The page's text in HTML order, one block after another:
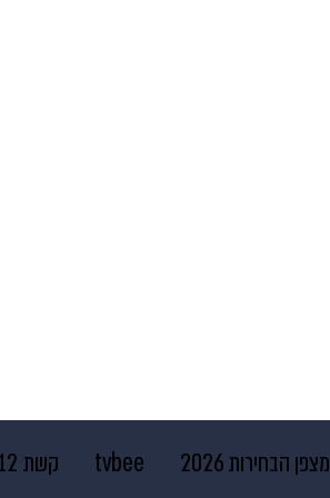
מצפן הבחירות 2026 tvbee קשת 12